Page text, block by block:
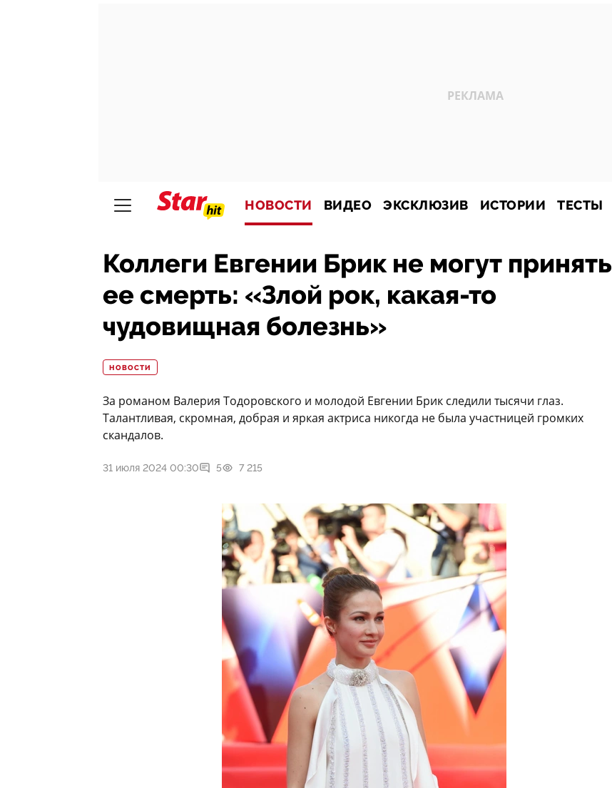
НОВОСТИ ВИДЕО ЭКСКЛЮЗИВ ИСТОРИИ ТЕСТЫ
Коллеги Евгении Брик не могут принять
ее смерть: «Злой рок, какая-то
чудовищная болезнь»
НОВОСТИ
За романом Валерия Тодоровского и молодой Евгении Брик следили тысячи глаз.
Талантливая, скромная, добрая и яркая актриса никогда не была участницей громких
скандалов.
31 июля 2024 00:30 5 7 215